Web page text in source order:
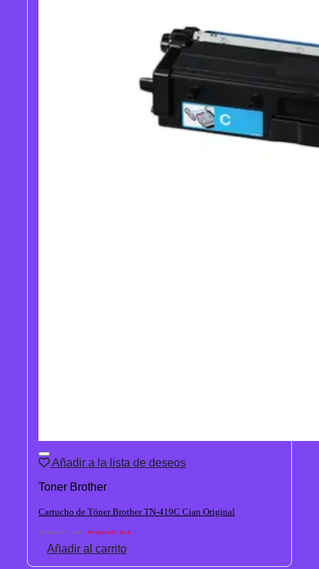
Añadir a la lista de deseos
Toner Brother
Cartucho de Tóner Brother TN-419C Cian Original
S/966.45 El
precio
S/830.01
Añadir al carrito